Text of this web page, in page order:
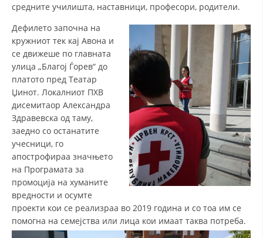
СОБРАНИЕ
СТРУКТУРА И ОРГАНИЗАЦИОНА ПОСТАВЕНОСТ
ДИСЕМИНАЦИЈА
MЕЃУНАРОДНО ХУМАНИТАРНО ПРАВО
ПРОМОЦИЈА НА ХУМАНИ ВРЕДНОСТИ
УПОТРЕБА И ЗАШТИТА НА АМБЛЕМОТ
СОЦИЈАЛНО ХУМАНИТАРНА ДЕЈНОСТ
КАКО ДА ДОНИРАТЕ
ПОДГОТВЕНОСТ И ДЕЈСТВО ПРИ КАТАСТРОФИ
ТИМОВИ НА ООЦК
СПАСИТЕЛНА СТАНИЦА ВОДНО
средните училишта, наставници, професори, родители.
Дефилето започна на
кружниот тек кај Авона и
се движеше по главната
улица „Благој Ѓорев“ до
платото пред Театар
Џинот. Локалниот ПХВ
дисемитаор Александра
Здравевска од таму,
заедно со останатите
учесници, го
апострофираа значњето
на Програмата за
промоција на хуманите
вредности и осумте
проекти кои се реализраа во 2019 година и со тоа им се
помогна на семејства или лица кои имаат таква потреба.